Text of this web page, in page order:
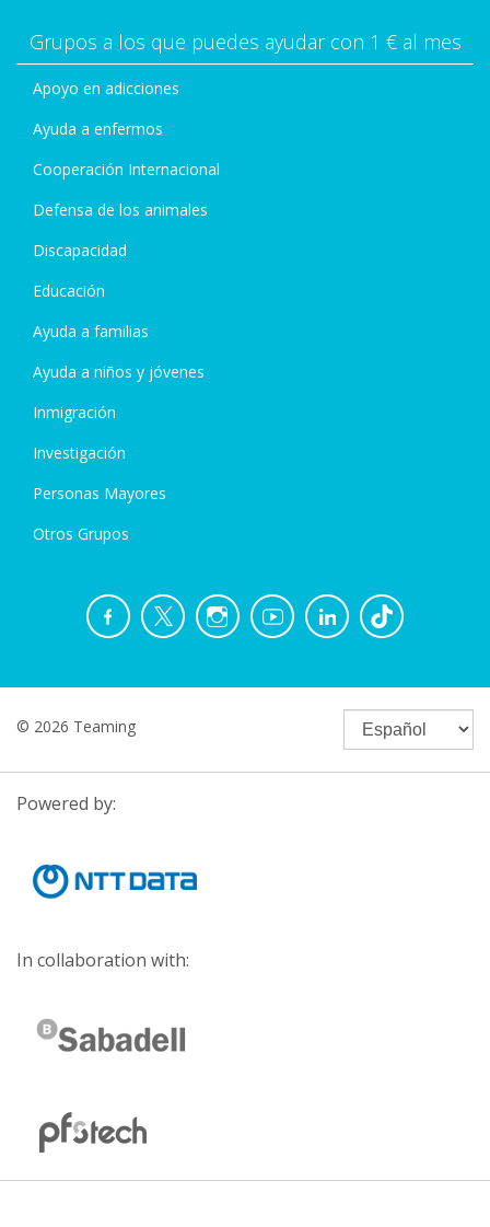
Grupos a los que puedes ayudar con 1 € al mes
Apoyo en adicciones
Ayuda a enfermos
Cooperación Internacional
Defensa de los animales
Discapacidad
Educación
Ayuda a familias
Ayuda a niños y jóvenes
Inmigración
Investigación
Personas Mayores
Otros Grupos
© 2026 Teaming
Powered by:
In collaboration with: